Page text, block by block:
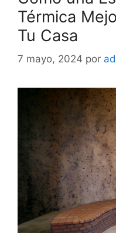
Térmica
Tu Casa
7 mayo, 2024 por